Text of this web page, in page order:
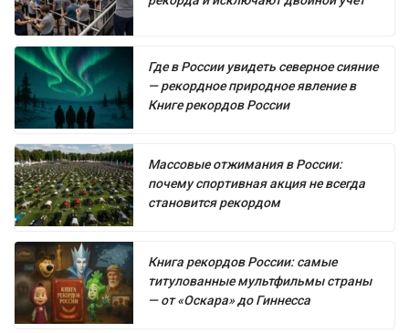
Где в России увидеть северное сияние
— рекордное природное явление в
Книге рекордов России
Массовые отжимания в России:
почему спортивная акция не всегда
становится рекордом
Книга рекордов России: самые
титулованные мультфильмы страны
— от «Оскара» до Гиннесса